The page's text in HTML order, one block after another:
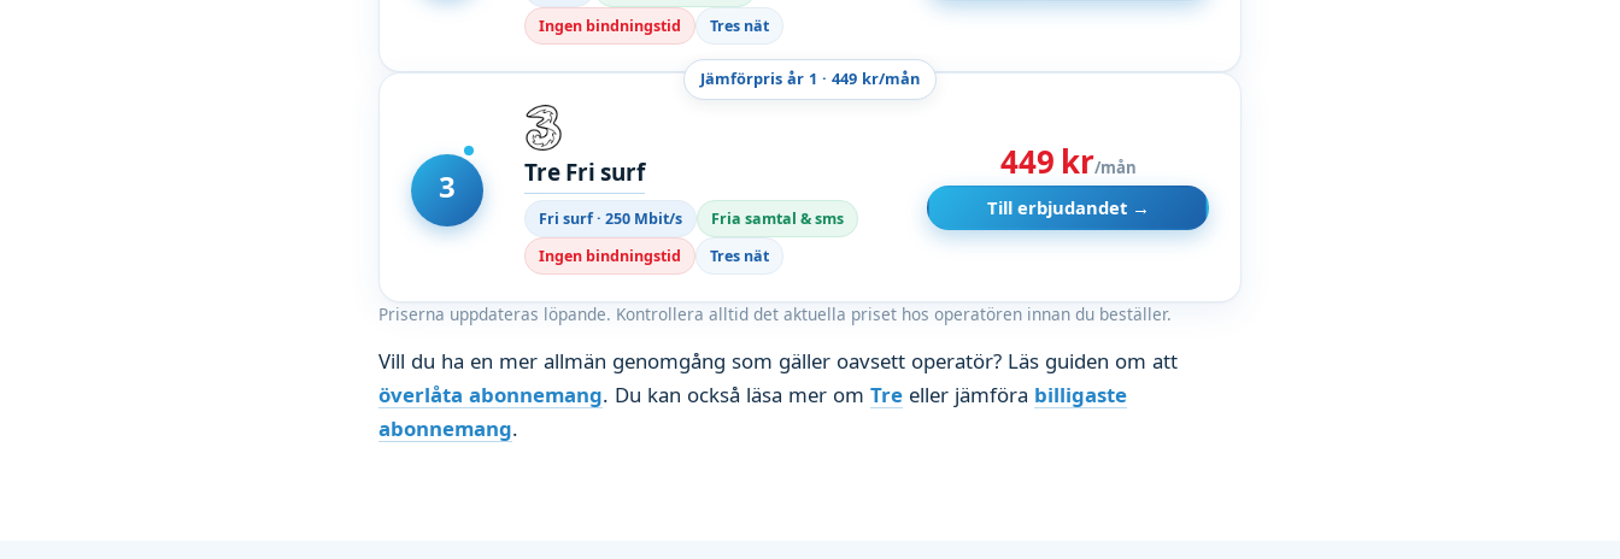
Ingen bindningstid Tres nät
Jämförpris år 1 · 449 kr/mån
3 Tre Fri surf
Fri surf · 250 Mbit/s Fria samtal & sms
Ingen bindningstid Tres nät
449 kr/mån
Till erbjudandet →
Priserna uppdateras löpande. Kontrollera alltid det aktuella priset hos operatören innan du beställer.
Vill du ha en mer allmän genomgång som gäller oavsett operatör? Läs guiden om att
överlåta abonnemang. Du kan också läsa mer om Tre eller jämföra billigaste
abonnemang.